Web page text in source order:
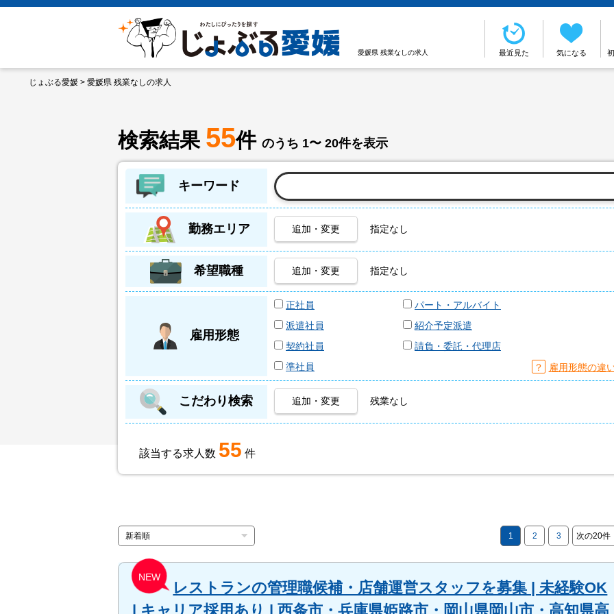
愛媛県 残業なしの求人 最近見た 気になる
じょぶる愛媛 > 愛媛県 残業なしの求人
検索結果 55件 のうち 1〜 20件を表示
キーワード
勤務エリア 追加・変更 指定なし
希望職種 追加・変更 指定なし
雇用形態
正社員
パート・アルバイト
派遣社員
紹介予定派遣
契約社員
請負・委託・代理店
準社員
？ 雇用形態の違
こだわり検索 追加・変更 残業なし
該当する求人数 55 件
1 2 3 次の20件
NEW
レストランの管理職候補・店舗運営スタッフを募集 | 未経験OK
| キャリア採用あり | 西条市・兵庫県姫路市・岡山県岡山市・高知県高